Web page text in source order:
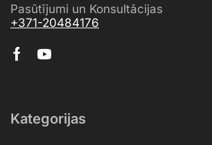
Pasūtījumi un Konsultācijas
+371-20484176
Kategorijas